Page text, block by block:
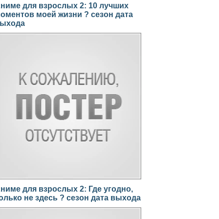
для взрослых 2: 10 лучших
моей жизни ? сезон дата
для взрослых 2: Где угодно,
не здесь ? сезон дата выхода